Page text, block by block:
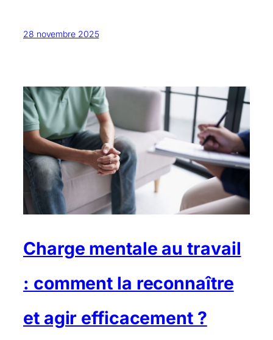
28 novembre 2025
Charge mentale au travail
: comment la reconnaître
et agir efficacement ?